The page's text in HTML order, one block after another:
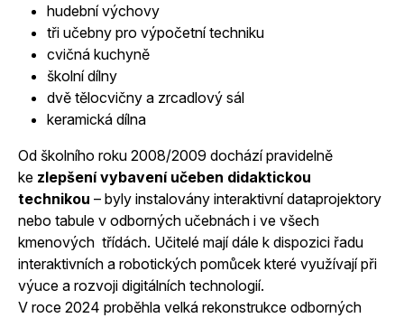
hudební výchovy
tři učebny pro výpočetní techniku
cvičná kuchyně
školní dílny
dvě tělocvičny a zrcadlový sál
keramická dílna
Od školního roku 2008/2009 dochází pravidelně
ke zlepšení vybavení učeben didaktickou
technikou – byly instalovány interaktivní dataprojektory
nebo tabule v odborných učebnách i ve všech
kmenových třídách. Učitelé mají dále k dispozici řadu
interaktivních a robotických pomůcek které využívají při
výuce a rozvoji digitálních technologií.
V roce 2024 proběhla velká rekonstrukce odborných